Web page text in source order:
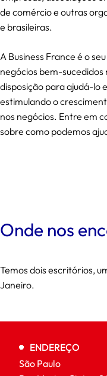
de comércio e outras
e brasileiras.
A Business France é o
negócios bem-sucedidos
disposição para ajudá-lo
estimulando o
nos negócios. Entre em
sobre como podemos
Onde nos
Temos dois escritórios,
Janeiro.
ENDEREÇO
São Paulo